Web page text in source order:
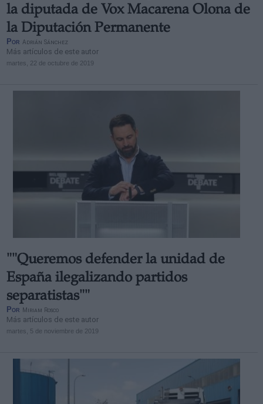
la diputada de Vox Macarena Olona de
la Diputación Permanente
Por Adrián Sánchez
Más artículos de este autor
martes, 22 de octubre de 2019
""Queremos defender la unidad de
España ilegalizando partidos
separatistas""
Por Miriam Rosco
Más artículos de este autor
martes, 5 de noviembre de 2019